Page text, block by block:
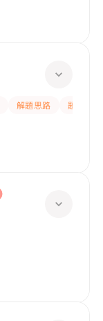
解題思路
題目講解